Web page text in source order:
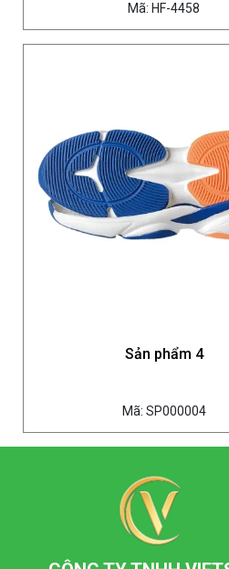
Mã: HF-4458
Sản phẩm 4
Mã: SP000004